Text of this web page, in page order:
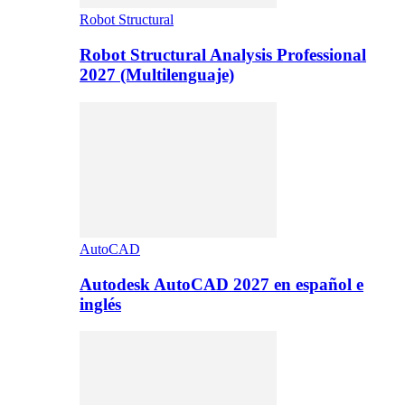
Robot Structural
Robot Structural Analysis Professional
2027 (Multilenguaje)
AutoCAD
Autodesk AutoCAD 2027 en español e
inglés